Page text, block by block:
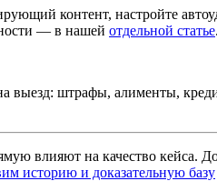
контент, настройте
— в нашей отдельной статье.
выезд: штрафы, алименты,
влияют на качество кейса.
историю и доказательную базу